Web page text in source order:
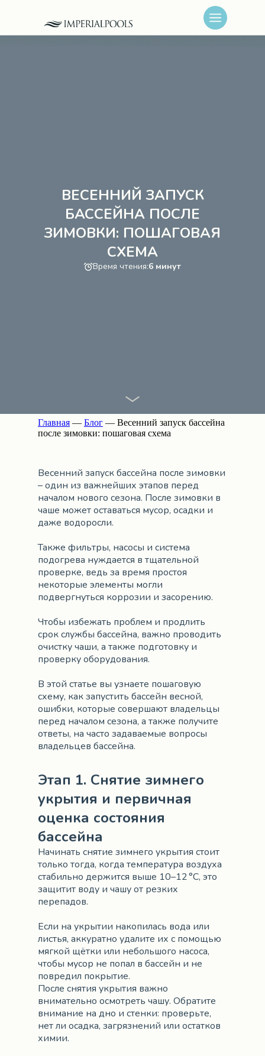
ВЕСЕННИЙ ЗАПУСК
БАССЕЙНА ПОСЛЕ
ЗИМОВКИ: ПОШАГОВАЯ
СХЕМА
Время чтения:6 минут
Главная — Блог — Весенний запуск бассейна
после зимовки: пошаговая схема
Весенний запуск бассейна после зимовки
– один из важнейших этапов перед
началом нового сезона. После зимовки в
чаше может оставаться мусор, осадки и
даже водоросли.
Также фильтры, насосы и система
подогрева нуждается в тщательной
проверке, ведь за время простоя
некоторые элементы могли
подвергнуться коррозии и засорению.
Чтобы избежать проблем и продлить
срок службы бассейна, важно проводить
очистку чаши, а также подготовку и
проверку оборудования.
В этой статье вы узнаете пошаговую
схему, как запустить бассейн весной,
ошибки, которые совершают владельцы
перед началом сезона, а также получите
ответы, на часто задаваемые вопросы
владельцев бассейна.
Этап 1. Снятие зимнего
укрытия и первичная
оценка состояния
бассейна
Начинать снятие зимнего укрытия стоит
только тогда, когда температура воздуха
стабильно держится выше 10–12 °C, это
защитит воду и чашу от резких
перепадов.
Если на укрытии накопилась вода или
листья, аккуратно удалите их с помощью
мягкой щётки или небольшого насоса,
чтобы мусор не попал в бассейн и не
повредил покрытие.
После снятия укрытия важно
внимательно осмотреть чашу. Обратите
внимание на дно и стенки: проверьте,
нет ли осадка, загрязнений или остатков
химии.